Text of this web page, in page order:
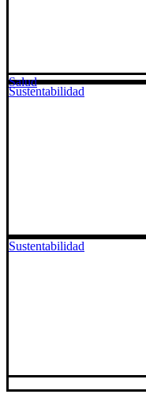
Sustentabilidad
Sustentabilidad
Salud